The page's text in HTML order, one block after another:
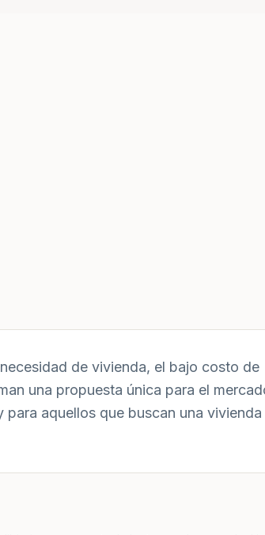
de vivienda, el bajo costo de
una propuesta única para el
aquellos que buscan una